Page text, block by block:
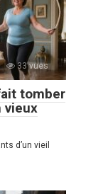
33 vues
tomber
vieux
d’un vieil